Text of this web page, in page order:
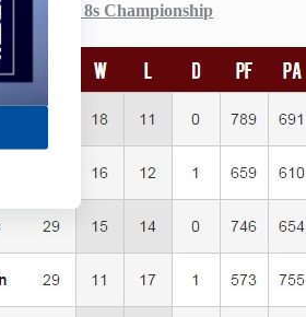
– Super 8s Championship